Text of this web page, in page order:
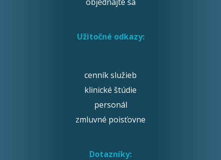
Užitočné odkazy:
cenník služieb
klinické štúdie
personál
zmluvné poisťovne
Dotazníky: